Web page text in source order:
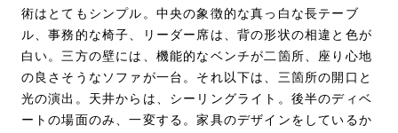
術はとてもシンプル。中央の象徴的な真っ白な長テーブ
ル、事務的な椅子、リーダー席は、背の形状の相違と色が
白い。三方の壁には、機能的なベンチが二箇所、座り心地
の良さそうなソファが一台。それ以下は、三箇所の開口と
光の演出。天井からは、シーリングライト。後半のディベ
ートの場面のみ、一変する。家具のデザインをしているか